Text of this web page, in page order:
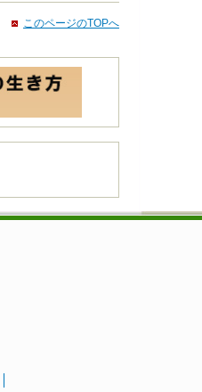
このページのTOPへ